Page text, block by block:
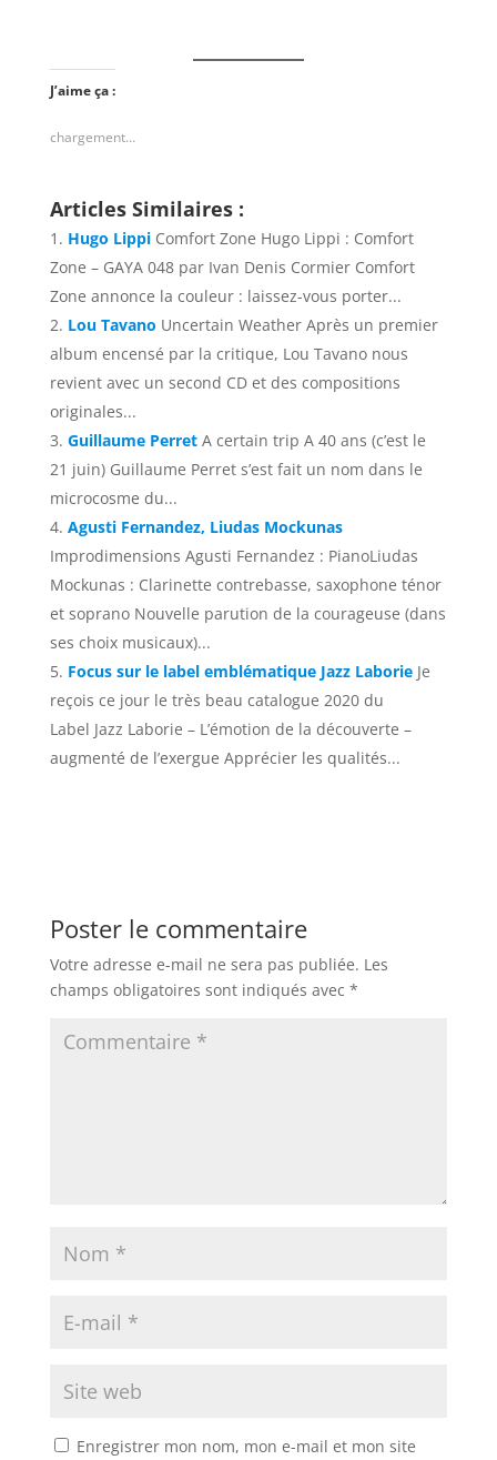
J’aime ça :
chargement…
Articles Similaires :
Hugo Lippi Comfort Zone Hugo Lippi : Comfort
Zone – GAYA 048 par Ivan Denis Cormier Comfort
Zone annonce la couleur : laissez-vous porter...
Lou Tavano Uncertain Weather Après un premier
album encensé par la critique, Lou Tavano nous
revient avec un second CD et des compositions
originales...
Guillaume Perret A certain trip A 40 ans (c’est le
21 juin) Guillaume Perret s’est fait un nom dans le
microcosme du...
Agusti Fernandez, Liudas Mockunas
Improdimensions Agusti Fernandez : PianoLiudas
Mockunas : Clarinette contrebasse, saxophone ténor
et soprano Nouvelle parution de la courageuse (dans
ses choix musicaux)...
Focus sur le label emblématique Jazz Laborie Je
reçois ce jour le très beau catalogue 2020 du
Label Jazz Laborie – L’émotion de la découverte –
augmenté de l’exergue Apprécier les qualités...
Poster le commentaire
Votre adresse e-mail ne sera pas publiée. Les
champs obligatoires sont indiqués avec *
Enregistrer mon nom, mon e-mail et mon site